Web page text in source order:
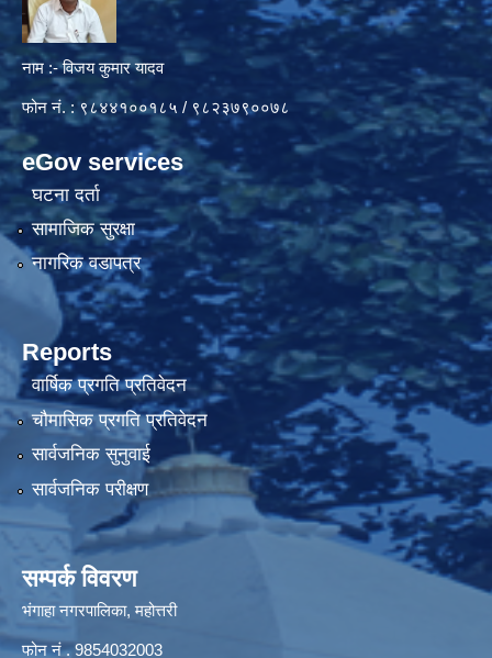
नाम :- विजय कुमार यादव
फोन नं. : ९८४४१००१८५ / ९८२३७९००७८
eGov services
घटना दर्ता
सामाजिक सुरक्षा
नागरिक वडापत्र
Reports
वार्षिक प्रगति प्रतिवेदन
चौमासिक प्रगति प्रतिवेदन
सार्वजनिक सुनुवाई
सार्वजनिक परीक्षण
सम्पर्क विवरण
भंगाहा नगरपालिका, महोत्तरी
फोन नं . 9854032003